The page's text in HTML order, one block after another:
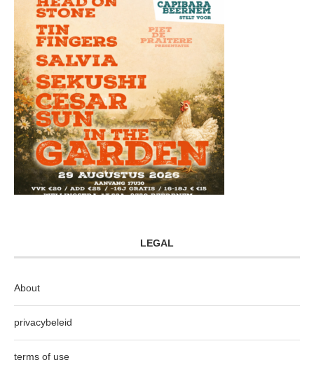
LEGAL
About
privacybeleid
terms of use